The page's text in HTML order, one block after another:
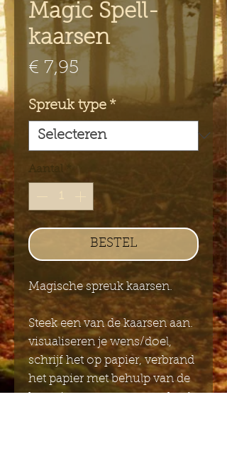
Magic Spell-
kaarsen
€ 7,95 Prijs
Spreuk type *
Aantal
BESTEL
Magische spreuk kaarsen.
Steek een van de kaarsen aan.
visualiseren je wens/doel,
schrijf het op papier, verbrand
het papier met behulp van de